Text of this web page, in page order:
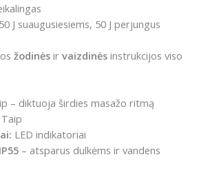
J suaugusiesiems, 50 J perjungus
žodinės ir vaizdinės instrukcijos viso
– diktuoja širdies masažo ritmą
Taip
LED indikatoriai
IP55 – atsparus dulkėms ir vandens